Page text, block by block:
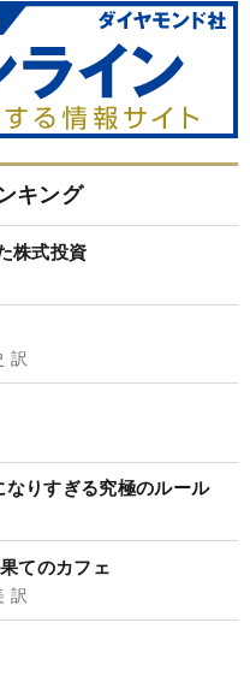
キング
株式投資
訳
りすぎる究極のルール
てのカフェ
訳